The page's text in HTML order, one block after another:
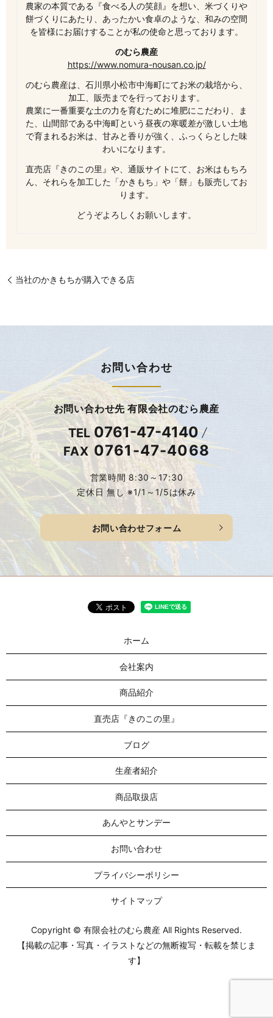
農家の本質である『食べる人の笑顔』を想い、米づくりや
餅づくりにあたり、あったかい食卓のような、和みの空間
を皆様にお届けすることが私の使命と思っております。
のむら農産
https://www.nomura-nousan.co.jp/
のむら農産は、石川県小松市中海町にてお米の栽培から、
加工、販売までを行っております。
農業に一番重要な土の力を育むために堆肥にこだわり、ま
た、山間部である中海町という昼夜の寒暖差が激しい土地
で育まれるお米は、甘みと香りが強く、ふっくらとした味
わいになります。
直売店『きのこの里』や、通販サイトにて、お米はもちろ
ん、それらを加工した「かきもち」や「餅」も販売してお
ります。
どうぞよろしくお願いします。
当社のかきもちが購入できる店
お問い合わせ
お問い合わせ先 有限会社のむら農産
TEL 0761-47-4140
FAX0761-47-4068
営業時間 8:30～17:30
定休日 無し ※1/1～1/5は休み
お問い合わせフォーム
ホーム
会社案内
商品紹介
直売店『きのこの里』
ブログ
生産者紹介
商品取扱店
あんやとサンデー
お問い合わせ
プライバシーポリシー
サイトマップ
Copyright © 有限会社のむら農産 All Rights Reserved.
【掲載の記事・写真・イラストなどの無断複写・転載を禁じま
す】